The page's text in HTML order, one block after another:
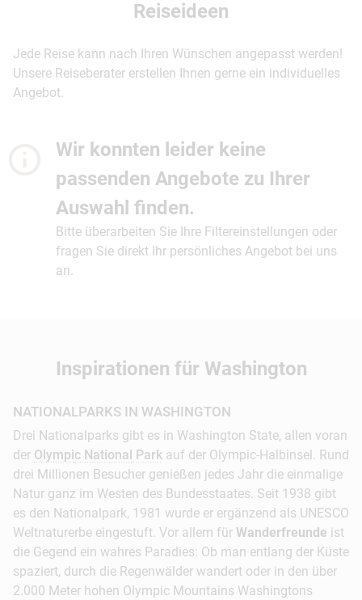
Reiseideen
Jede Reise kann nach Ihren Wünschen angepasst werden!
Unsere Reiseberater erstellen Ihnen gerne ein individuelles
Angebot.
Wir konnten leider keine
passenden Angebote zu Ihrer
Auswahl finden.
Bitte überarbeiten Sie Ihre Filtereinstellungen oder
fragen Sie direkt Ihr persönliches Angebot bei uns
an.
Inspirationen für Washington
NATIONALPARKS IN WASHINGTON
Drei Nationalparks gibt es in Washington State, allen voran
der Olympic National Park auf der Olympic-Halbinsel. Rund
drei Millionen Besucher genießen jedes Jahr die einmalige
Natur ganz im Westen des Bundesstaates. Seit 1938 gibt
es den Nationalpark, 1981 wurde er ergänzend als UNESCO
Weltnaturerbe eingestuft. Vor allem für Wanderfreunde ist
die Gegend ein wahres Paradies: Ob man entlang der Küste
spaziert, durch die Regenwälder wandert oder in den über
2.000 Meter hohen Olympic Mountains Washingtons